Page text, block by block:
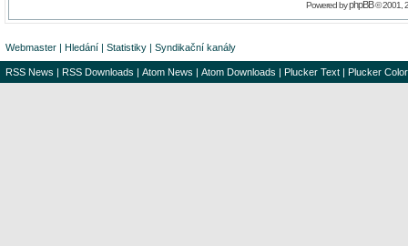
Powered byphpBB© 2001,
Webmaster | Hledání | Statistiky | Syndikační kanály
RSS News | RSS Downloads | Atom News | Atom Downloads | Plucker Text | Plucker Color